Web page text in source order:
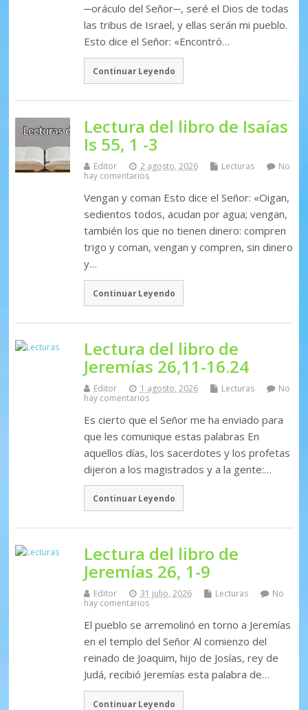
─oráculo del Señor─, seré el Dios de todas
las tribus de Israel, y ellas serán mi pueblo.
Esto dice el Señor: «Encontró…
Continuar Leyendo
Lectura del libro de Isaías
Is 55, 1 -3
Editor 2 agosto, 2026 Lecturas
No
hay comentarios
Vengan y coman Esto dice el Señor: «Oigan,
sedientos todos, acudan por agua; vengan,
también los que no tienen dinero: compren
trigo y coman, vengan y compren, sin dinero
y…
Continuar Leyendo
Lectura del libro de
Jeremías 26,11-16.24
Editor 1 agosto, 2026 Lecturas
No
hay comentarios
Es cierto que el Señor me ha enviado para
que les comunique estas palabras En
aquellos días, los sacerdotes y los profetas
dijeron a los magistrados y a la gente:…
Continuar Leyendo
Lectura del libro de
Jeremías 26, 1-9
Editor 31 julio, 2026 Lecturas
No
hay comentarios
El pueblo se arremolinó en torno a Jeremías
en el templo del Señor Al comienzo del
reinado de Joaquim, hijo de Josías, rey de
Judá, recibió Jeremías esta palabra de…
Continuar Leyendo